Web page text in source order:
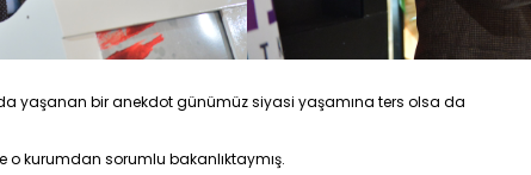
yaşanan bir anekdot günümüz siyasi yaşamına ters olsa da
o kurumdan sorumlu bakanlıktaymış.